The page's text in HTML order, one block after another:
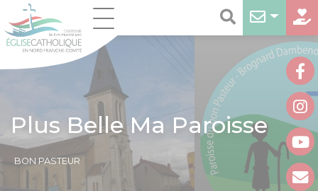
Plus Belle Ma Paroisse
BON PASTEUR